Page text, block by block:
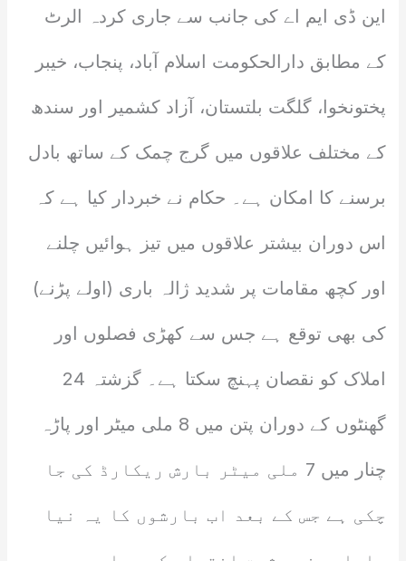
این ڈی ایم اے کی جانب سے جاری کردہ الرٹ
کے مطابق دارالحکومت اسلام آباد، پنجاب، خیبر
پختونخوا، گلگت بلتستان، آزاد کشمیر اور سندھ
کے مختلف علاقوں میں گرج چمک کے ساتھ بادل
برسنے کا امکان ہے۔ حکام نے خبردار کیا ہے کہ
اس دوران بیشتر علاقوں میں تیز ہوائیں چلنے
اور کچھ مقامات پر شدید ژالہ باری (اولے پڑنے)
کی بھی توقع ہے جس سے کھڑی فصلوں اور
املاک کو نقصان پہنچ سکتا ہے۔ گزشتہ 24
گھنٹوں کے دوران پتن میں 8 ملی میٹر اور پاڑہ
چنار میں 7 ملی میٹر بارش ریکارڈ کی جا
چکی ہے جس کے بعد اب بارشوں کا یہ نیا